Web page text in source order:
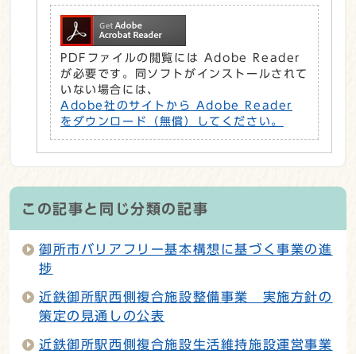
PDFファイルの閲覧には Adobe Reader
が必要です。同ソフトがインストールされて
いない場合には、
Adobe社のサイトから Adobe Reader
をダウンロード（無償）してください。
この記事と同じ分類の記事
御所市バリアフリー基本構想に基づく事業の進
捗
近鉄御所駅西側複合施設整備事業 実施方針の
策定の見通しの公表
近鉄御所駅西側複合施設生活維持施設運営事業